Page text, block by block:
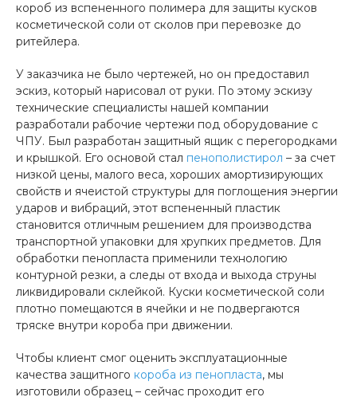
короб из вспененного полимера для защиты кусков
косметической соли от сколов при перевозке до
ритейлера.
У заказчика не было чертежей, но он предоставил
эскиз, который нарисовал от руки. По этому эскизу
технические специалисты нашей компании
разработали рабочие чертежи под оборудование с
ЧПУ. Был разработан защитный ящик с перегородками
и крышкой. Его основой стал пенополистирол – за счет
низкой цены, малого веса, хороших амортизирующих
свойств и ячеистой структуры для поглощения энергии
ударов и вибраций, этот вспененный пластик
становится отличным решением для производства
транспортной упаковки для хрупких предметов. Для
обработки пенопласта применили технологию
контурной резки, а следы от входа и выхода струны
ликвидировали склейкой. Куски косметической соли
плотно помещаются в ячейки и не подвергаются
тряске внутри короба при движении.
Чтобы клиент смог оценить эксплуатационные
качества защитного короба из пенопласта, мы
изготовили образец – сейчас проходит его